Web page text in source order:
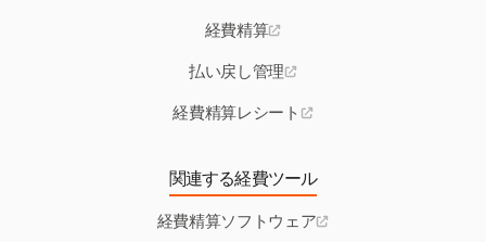
経費精算
払い戻し管理
経費精算レシート
関連する経費ツール
経費精算ソフトウェア